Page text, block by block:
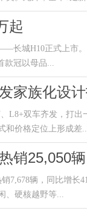
起
长城H10正式上市
款冠以母品...
家族化设
双车齐发，打出
和价格定位上形成差
销25,050
7,678辆，同比增
、硬核越野等...